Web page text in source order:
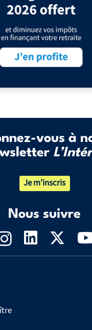
vous à
Je m’inscris
Nous suivre